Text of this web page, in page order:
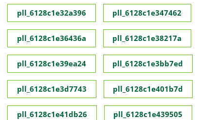
pll_6128c1e32a396 pll_6128c1e347462
pll_6128c1e36436a pll_6128c1e38217a
pll_6128c1e39ea24 pll_6128c1e3bb7ed
pll_6128c1e3d7743 pll_6128c1e401b7d
pll_6128c1e41db26 pll_6128c1e439505